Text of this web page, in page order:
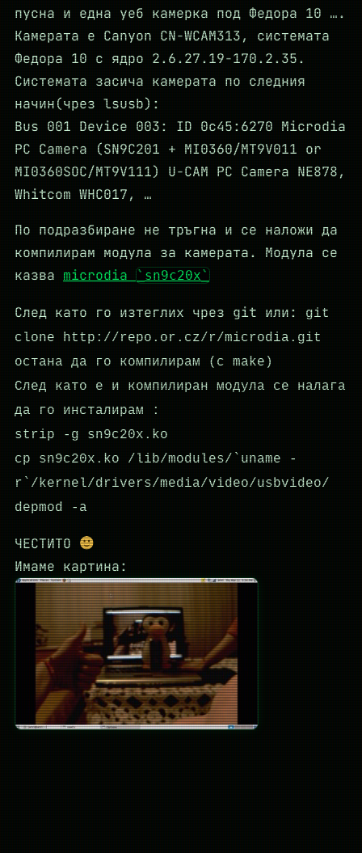
пусна и една уеб камерка под Федора 10 ….
Камерата е Canyon CN-WCAM313, системата
Федора 10 с ядро 2.6.27.19-170.2.35.
Системата засича камерата по следния
начин(чрез lsusb):
Bus 001 Device 003: ID 0c45:6270 Microdia
PC Camera (SN9C201 + MI0360/MT9V011 or
MI0360SOC/MT9V111) U-CAM PC Camera NE878,
Whitcom WHC017, …
По подразбиране не тръгна и се наложи да
компилирам модула за камерата. Модула се
казва microdia sn9c20x
След като го изтеглих чрез git или:
git
clone http://repo.or.cz/r/microdia.git
остана да го компилирам (с make)
След като е и компилиран модула се налага
да го инсталирам :
strip -g sn9c20x.ko
cp sn9c20x.ko /lib/modules/`uname -
r`/kernel/drivers/media/video/usbvideo/
depmod -a
ЧЕСТИТО
Имаме картина: